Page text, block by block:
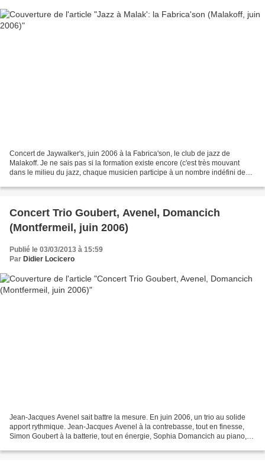
Concert de Jaywalker's, juin 2006 à la Fabrica'son, le club de jazz de
Malakoff. Je ne sais pas si la formation existe encore (c'est très mouvant
dans le milieu du jazz, chaque musicien participe à un nombre indéfini de
Concert Trio Goubert, Avenel, Domancich
(Montfermeil, juin 2006)
Publié le 03/03/2013 à 15:59
Par Didier Locicero
Jean-Jacques Avenel sait battre la mesure. En juin 2006, un trio au solide
apport rythmique. Jean-Jacques Avenel à la contrebasse, tout en finesse,
Simon Goubert à la batterie, tout en énergie, Sophia Domancich au piano,